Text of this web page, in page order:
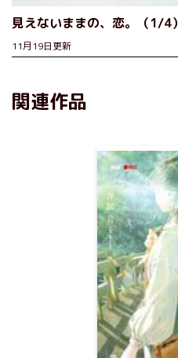
見えないままの、恋。（1/4）
11月19日更新
関連作品